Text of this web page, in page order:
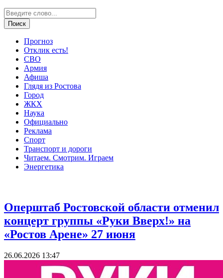
Прогноз
Отклик есть!
СВО
Армия
Афиша
Глядя из Ростова
Город
ЖКХ
Наука
Официально
Реклама
Спорт
Транспорт и дороги
Читаем. Смотрим. Играем
Энергетика
Оперштаб Ростовской области отменил
концерт группы «Руки Вверх!» на
«Ростов Арене» 27 июня
26.06.2026 13:47